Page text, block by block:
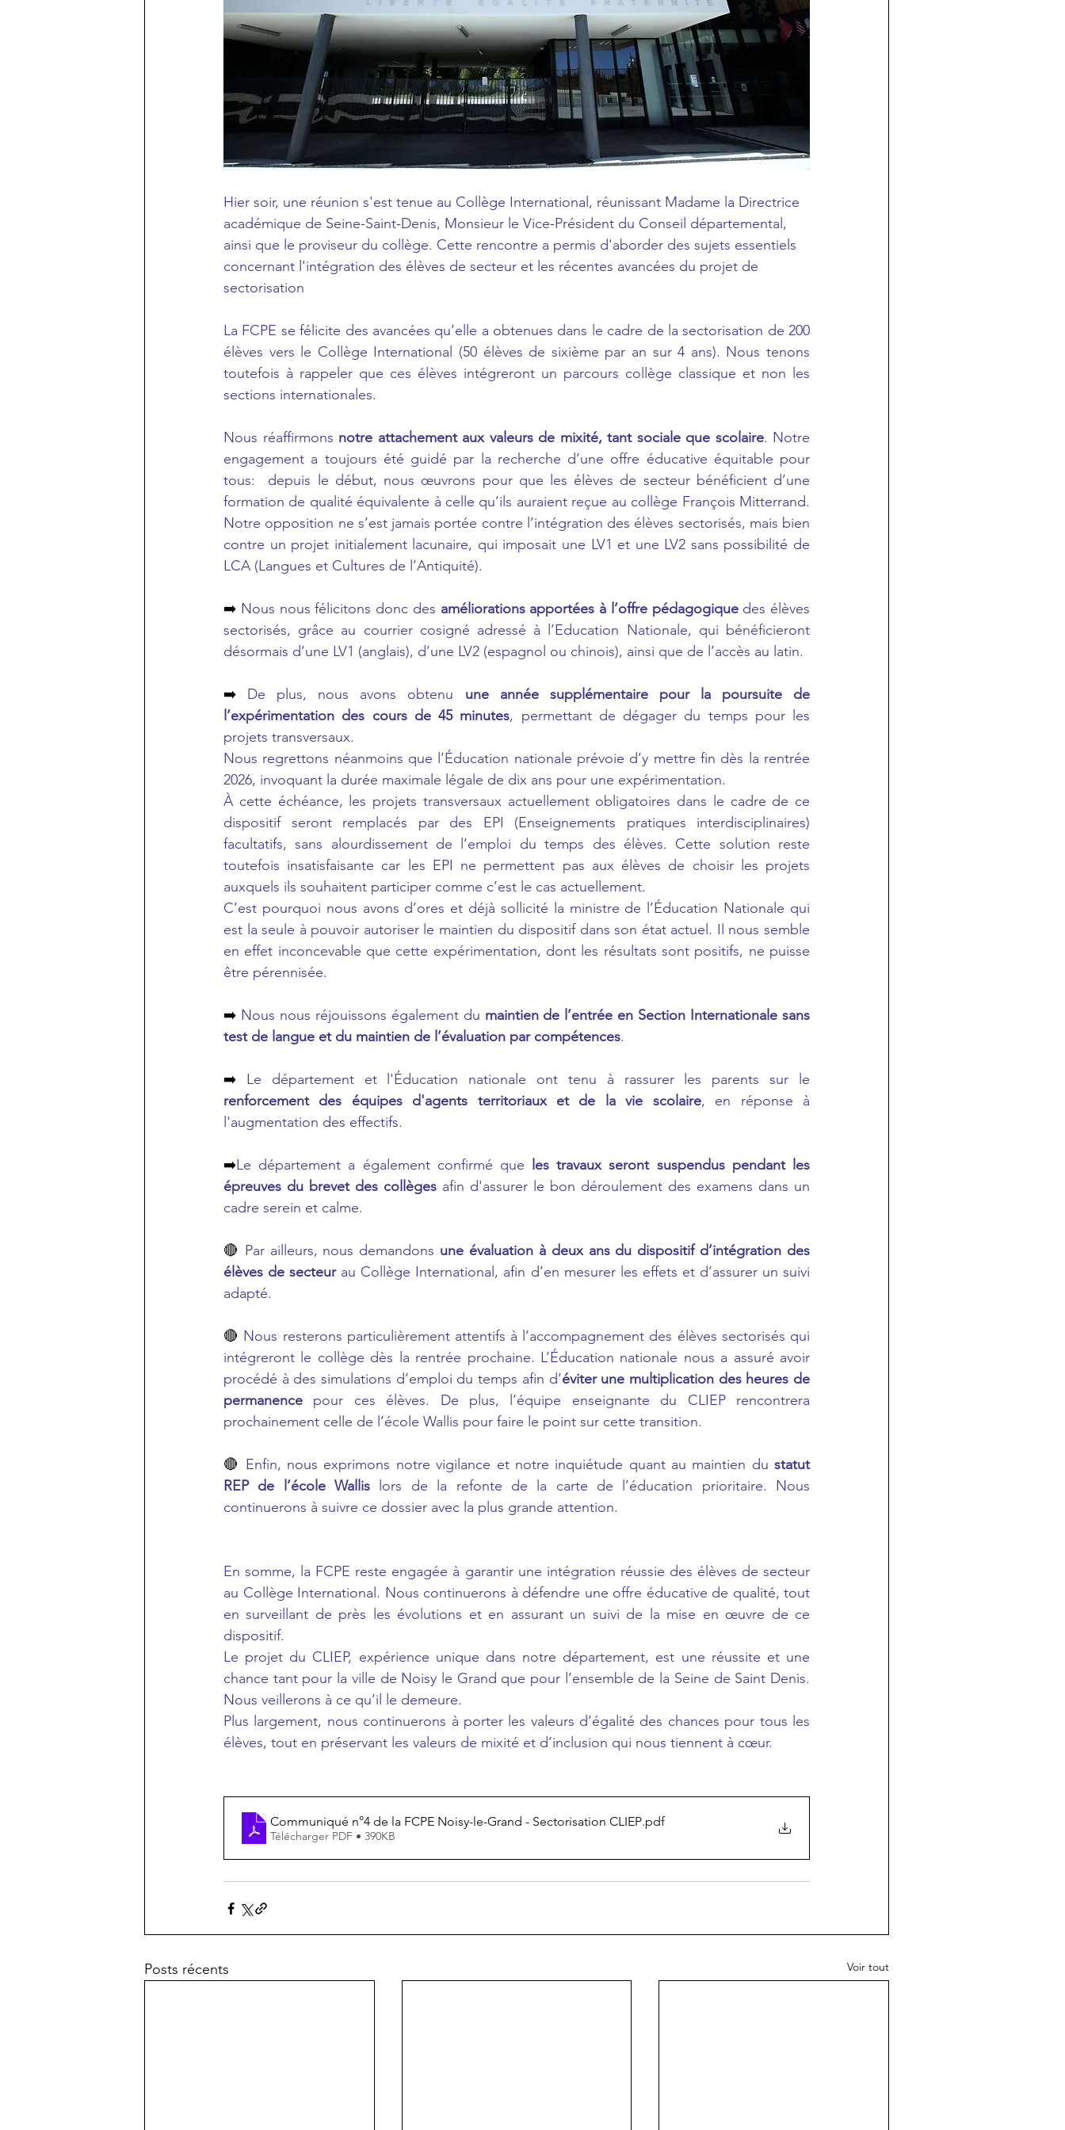
Hier soir, une réunion s'est tenue au Collège International, réunissant Madame la Directrice
académique de Seine-Saint-Denis, Monsieur le Vice-Président du Conseil départemental,
ainsi que le proviseur du collège. Cette rencontre a permis d'aborder des sujets essentiels
concernant l'intégration des élèves de secteur et les récentes avancées du projet de
sectorisation
La FCPE se félicite des avancées qu’elle a obtenues dans le cadre de la sectorisation de 200
élèves vers le Collège International (50 élèves de sixième par an sur 4 ans). Nous tenons
toutefois à rappeler que ces élèves intégreront un parcours collège classique et non les
sections internationales.
Nous réaffirmons notre attachement aux valeurs de mixité, tant sociale que scolaire. Notre
engagement a toujours été guidé par la recherche d’une offre éducative équitable pour
tous:  depuis le début, nous œuvrons pour que les élèves de secteur bénéficient d’une
formation de qualité équivalente à celle qu’ils auraient reçue au collège François Mitterrand.
Notre opposition ne s’est jamais portée contre l’intégration des élèves sectorisés, mais bien
contre un projet initialement lacunaire, qui imposait une LV1 et une LV2 sans possibilité de
LCA (Langues et Cultures de l’Antiquité).
➡️ Nous nous félicitons donc des améliorations apportées à l’offre pédagogique des élèves
sectorisés, grâce au courrier cosigné adressé à l’Education Nationale, qui bénéficieront
désormais d’une LV1 (anglais), d’une LV2 (espagnol ou chinois), ainsi que de l’accès au latin.
➡️ De plus, nous avons obtenu une année supplémentaire pour la poursuite de
l’expérimentation des cours de 45 minutes, permettant de dégager du temps pour les
projets transversaux.
Nous regrettons néanmoins que l’Éducation nationale prévoie d’y mettre fin dès la rentrée
2026, invoquant la durée maximale légale de dix ans pour une expérimentation.
À cette échéance, les projets transversaux actuellement obligatoires dans le cadre de ce
dispositif seront remplacés par des EPI (Enseignements pratiques interdisciplinaires)
facultatifs, sans alourdissement de l’emploi du temps des élèves. Cette solution reste
toutefois insatisfaisante car les EPI ne permettent pas aux élèves de choisir les projets
auxquels ils souhaitent participer comme c’est le cas actuellement.
C’est pourquoi nous avons d’ores et déjà sollicité la ministre de l’Éducation Nationale qui
est la seule à pouvoir autoriser le maintien du dispositif dans son état actuel. Il nous semble
en effet inconcevable que cette expérimentation, dont les résultats sont positifs, ne puisse
être pérennisée.
➡️ Nous nous réjouissons également du maintien de l’entrée en Section Internationale sans
test de langue et du maintien de l’évaluation par compétences.
➡️
renforcement des équipes d'agents territoriaux et de la vie scolaire, en réponse à
l'augmentation des effectifs.
➡️Le département a également confirmé que
les travaux seront suspendus pendant les
épreuves du brevet des collèges afin d'assurer le bon déroulement des examens dans un
cadre serein et calme.
🔴 Par ailleurs, nous demandons une évaluation à deux ans du dispositif d’intégration des
élèves de secteur au Collège International, afin d’en mesurer les effets et d’assurer un suivi
adapté.
🔴 Nous resterons particulièrement attentifs à l’accompagnement des élèves sectorisés qui
intégreront le collège dès la rentrée prochaine. L’Éducation nationale nous a assuré avoir
procédé à des simulations d’emploi du temps afin d’éviter une multiplication des heures de
permanence pour ces élèves. De plus, l’équipe enseignante du CLIEP rencontrera
prochainement celle de l’école Wallis pour faire le point sur cette transition.
🔴 Enfin, nous exprimons notre vigilance et notre inquiétude quant au maintien du statut
REP de l’école Wallis
lors de la refonte de la carte de l’éducation prioritaire. Nous
continuerons à suivre ce dossier avec la plus grande attention.
En somme, la FCPE reste engagée à garantir une intégration réussie des élèves de secteur
au Collège International. Nous continuerons à défendre une offre éducative de qualité, tout
en surveillant de près les évolutions et en assurant un suivi de la mise en œuvre de ce
dispositif.
Le projet du CLIEP, expérience unique dans notre département, est une réussite et une
chance tant pour la ville de Noisy le Grand que pour l’ensemble de la Seine de Saint Denis.
Nous veillerons à ce qu’il le demeure.
Plus largement, nous continuerons à porter les valeurs d’égalité des chances pour tous les
élèves, tout en préservant les valeurs de mixité et d’inclusion qui nous tiennent à cœur.
Communiqué n°4 de la FCPE Noisy-le-Grand - Sectorisation CLIEP.pdf
Télécharger PDF • 390KB
Posts récents Voir tout